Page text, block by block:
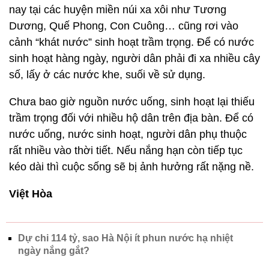
nay tại các huyện miền núi xa xôi như Tương
Dương, Quế Phong, Con Cuông… cũng rơi vào
cảnh “khát nước” sinh hoạt trầm trọng. Để có nước
sinh hoạt hàng ngày, người dân phải đi xa nhiều cây
số, lấy ở các nước khe, suối về sử dụng.
Chưa bao giờ nguồn nước uống, sinh hoạt lại thiếu
trầm trọng đối với nhiều hộ dân trên địa bàn. Để có
nước uống, nước sinh hoạt, người dân phụ thuộc
rất nhiều vào thời tiết. Nếu nắng hạn còn tiếp tục
kéo dài thì cuộc sống sẽ bị ảnh hưởng rất nặng nề.
Việt Hòa
Dự chi 114 tỷ, sao Hà Nội ít phun nước hạ nhiệt
ngày nắng gắt?